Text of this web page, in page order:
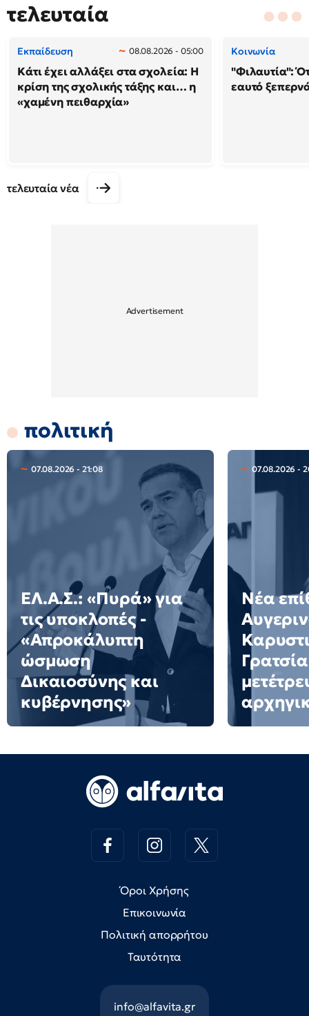
τελευταία
Εκπαίδευση 08.08.2026 - 05:00
Κάτι έχει αλλάξει στα σχολεία: H
κρίση της σχολικής τάξης και… η
«χαμένη πειθαρχία»
Κοινωνία
"Φιλαυτία":
εαυτό
τελευταία νέα
πολιτική
07.08.2026 - 21:08
ΕΛ.Α.Σ.: «Πυρά» για
τις υποκλοπές -
«Απροκάλυπτη
ώσμωση
Δικαιοσύνης και
κυβέρνησης»
07.08.2026 -
Νέα
Όροι Χρήσης
Επικοινωνία
Πολιτική απορρήτου
Ταυτότητα
info@alfavita.gr